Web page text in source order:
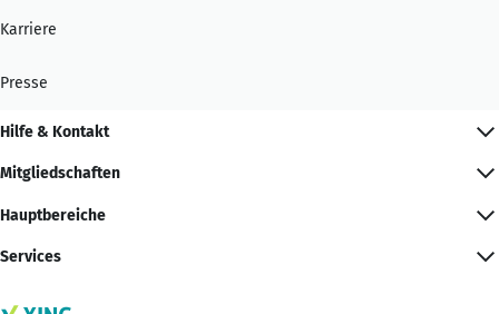
Karriere
Presse
Hilfe & Kontakt
Mitgliedschaften
Hauptbereiche
Services